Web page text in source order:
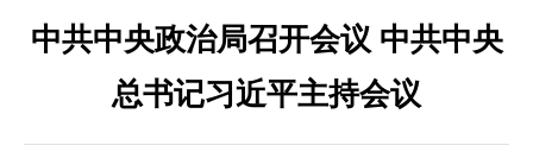
中共中央政治局召开会议 中共中央
总书记习近平主持会议